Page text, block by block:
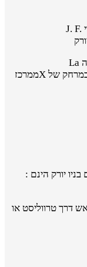
J. F.
La
במרחק של Xממרכז
יורק הינם :
דרך טרווליסט או